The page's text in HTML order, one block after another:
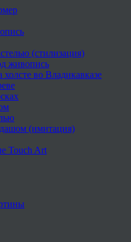
(стилизация)
живопись
во Владикавказе
(имитация)
Touch Art